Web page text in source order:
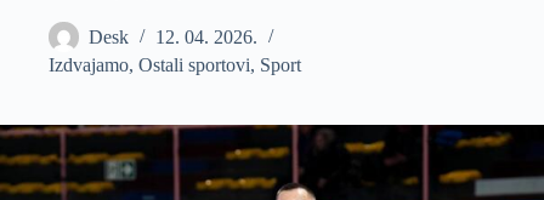
Desk
12. 04. 2026.
Izdvajamo, Ostali sportovi, Sport